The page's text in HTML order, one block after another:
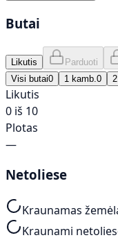
Butai
Likutis Parduoti
Visi butai0 1 kamb. 0
Likutis
0 iš 10
Plotas
—
Netoliese
Kraunamas
Kraunami